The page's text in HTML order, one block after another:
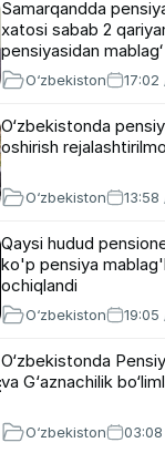
Samarqandda
xatosi sabab 2
pensiyasidan
O‘zbekiston 17:02
O‘zbekistonda
oshirish
O‘zbekiston 13:58
Qaysi hudud
ko'p pensiya
ochiqlandi
O‘zbekiston
O‘zbekistonda
va G‘aznachilik
O‘zbekiston 03:08